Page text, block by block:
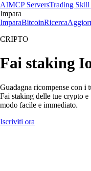
AIMCP ServersTrading Skill
Impara
ImparaBitcoinRicerca
CRIPTO
Fai staking
Guadagna ricompense con i
Fai staking delle tue crypto
modo facile e immediato.
Iscriviti ora